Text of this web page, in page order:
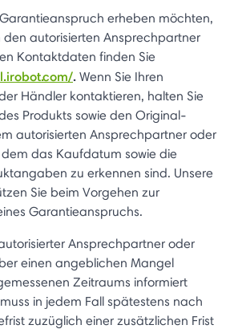
erheben möchten,
den autorisierten Ansprechpartner
Kontaktdaten finden Sie
. Wenn Sie Ihren
Händler kontaktieren, halten Sie
Produkts sowie den Original-
autorisierten Ansprechpartner oder
das Kaufdatum sowie die
zu erkennen sind. Unsere
Sie beim Vorgehen zur
Garantieanspruchs.
Ansprechpartner oder
einen angeblichen Mangel
Zeitraums informiert
in jedem Fall spätestens nach
zuzüglich einer zusätzlichen Frist